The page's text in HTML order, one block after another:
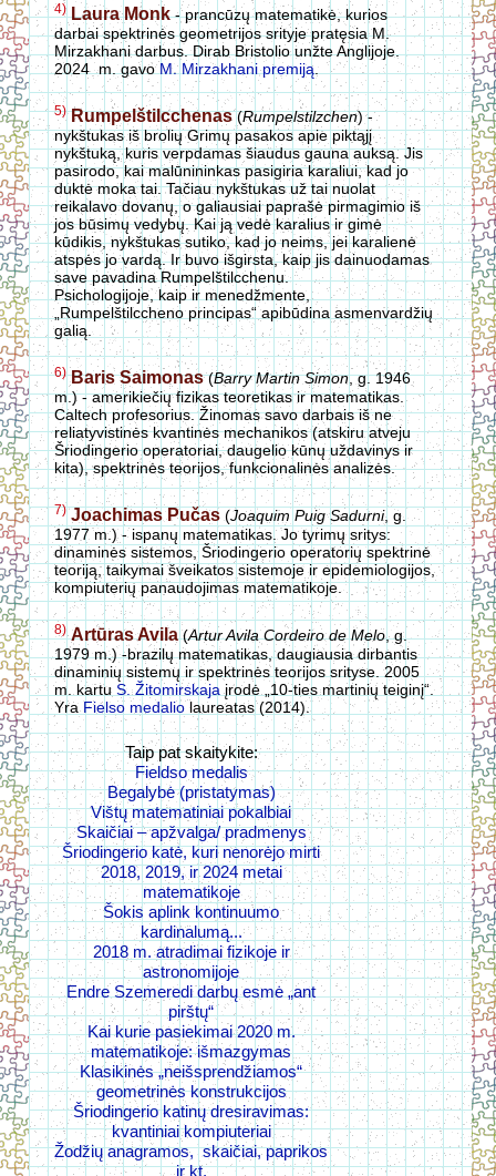
4) Laura Monk- prancūzų matematikė, kurios
darbai spektrinės geometrijos srityje pratęsia M.
Mirzakhani darbus. Dirab Bristolio unžte Anglijoje.
2024 m. gavoM. Mirzakhani premiją .
5) Rumpelštilcchenas(Rumpelstilzchen) -
nykštukas iš brolių Grimų pasakos apie piktąjį
nykštuką, kuris verpdamas šiaudus gauna auksą. Jis
pasirodo, kai malūnininkas pasigiria karaliui, kad jo
duktė moka tai. Tačiau nykštukas už tai nuolat
reikalavo dovanų, o galiausiai paprašė pirmagimio iš
jos būsimų vedybų. Kai ją vedė karalius ir gimė
kūdikis, nykštukas sutiko, kad jo neims, jei karalienė
atspės jo vardą. Ir buvo išgirsta, kaip jis dainuodamas
save pavadina Rumpelštilcchenu.
Psichologijoje, kaip ir menedžmente,
„Rumpelštilccheno principas“ apibūdina asmenvardžių
galią.
6) Baris Saimonas(Barry Martin Simon, g. 1946
m.) - amerikiečių fizikas teoretikas ir matematikas.
Caltech profesorius. Žinomas savo darbais iš ne
reliatyvistinės kvantinės mechanikos (atskiru atveju
Šriodingerio operatoriai, daugelio kūnų uždavinys ir
kita), spektrinės teorijos, funkcionalinės analizės.
7) Joachimas Pučas(Joaquim Puig Sadurni, g.
1977 m.) - ispanų matematikas. Jo tyrimų sritys:
dinaminės sistemos, Šriodingerio operatorių spektrinė
teoriją, taikymai šveikatos sistemoje ir epidemiologijos,
kompiuterių panaudojimas matematikoje.
8) Artūras Avila(Artur Avila Cordeiro de Melo, g.
1979 m.) -brazilų matematikas, daugiausia dirbantis
dinaminių sistemų ir spektrinės teorijos srityse. 2005
m. kartu S. Žitomirskaja įrodė „10-ties martinių teiginį“.
YraFielso medaliolaureatas (2014).
Taip pat skaitykite:
Fieldso medalis
Begalybė (pristatymas)
Vištų matematiniai pokalbiai
Skaičiai – apžvalga/ pradmenys
Šriodingerio katė, kuri nenorėjo mirti
2018, 2019, ir 2024 metai
matematikoje
Šokis aplink kontinuumo
kardinalumą...
2018 m. atradimai fizikoje ir
astronomijoje
Endre Szemeredi darbų esmė „ant
pirštų“
Kai kurie pasiekimai 2020 m.
matematikoje: išmazgymas
Klasikinės „neišsprendžiamos“
geometrinės konstrukcijos
Šriodingerio katinų dresiravimas:
kvantiniai kompiuteriai
Žodžių anagramos, skaičiai, paprikos
ir kt.